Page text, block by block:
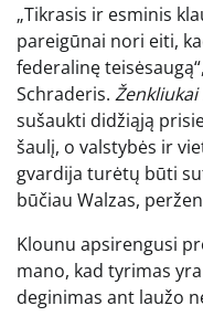
„Tikrasis ir esminis
pareigūnai nori eiti,
federalinę
Schraderis.
sušaukti didžiąją
šaulį, o valstybės ir
gvardija turėtų būti
būčiau Walzas,
Klounu apsirengusi
mano, kad tyrimas
deginimas ant laužo